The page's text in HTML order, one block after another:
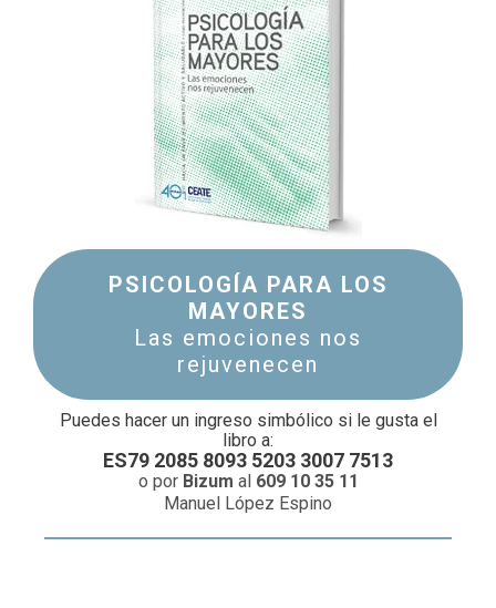
PSICOLOGÍA PARA LOS
MAYORES
Las emociones nos
rejuvenecen
Puedes hacer un ingreso simbólico si le gusta el
libro a:
ES79 2085 8093 5203 3007 7513
o por Bizum al 609 10 35 11
Manuel López Espino